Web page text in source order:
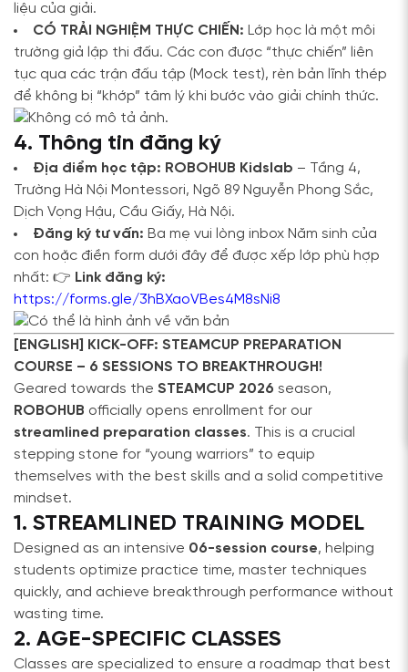
liệu của giải.
CÓ TRẢI NGHIỆM THỰC CHIẾN: Lớp học là một môi
trường giả lập thi đấu. Các con được “thực chiến” liên
tục qua các trận đấu tập (Mock test), rèn bản lĩnh thép
để không bị “khớp” tâm lý khi bước vào giải chính thức.
4. Thông tin đăng ký
Địa điểm học tập: ROBOHUB Kidslab – Tầng 4,
Trường Hà Nội Montessori, Ngõ 89 Nguyễn Phong Sắc,
Dịch Vọng Hậu, Cầu Giấy, Hà Nội.
Đăng ký tư vấn: Ba mẹ vui lòng inbox Năm sinh của
con hoặc điền form dưới đây để được xếp lớp phù hợp
nhất: 👉 Link đăng ký:
https://forms.gle/3hBXaoVBes4M8sNi8
[ENGLISH] KICK-OFF: STEAMCUP PREPARATION
COURSE – 6 SESSIONS TO BREAKTHROUGH!
Geared towards the STEAMCUP 2026 season,
ROBOHUB officially opens enrollment for our
streamlined preparation classes. This is a crucial
stepping stone for “young warriors” to equip
themselves with the best skills and a solid competitive
mindset.
1. STREAMLINED TRAINING MODEL
Designed as an intensive 06-session course, helping
students optimize practice time, master techniques
quickly, and achieve breakthrough performance without
wasting time.
2. AGE-SPECIFIC CLASSES
Classes are specialized to ensure a roadmap that best